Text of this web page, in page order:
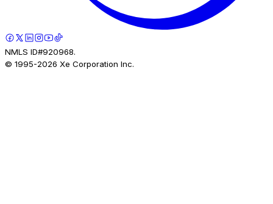
NMLS ID#920968.
© 1995-2026 Xe Corporation Inc.